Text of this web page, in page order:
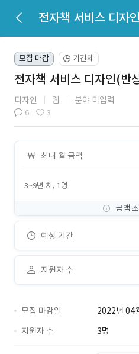
전자책 서비스 디자
모집 마감 🕒 기간제
전자책 서비스 디자인(반
디자인 웹 분야 미입력
6 3
최대 월 금액
3~9년 차, 1명
금액
예상 기간
지원자 수
모집 마감일
2022년 04
지원자 수
3명